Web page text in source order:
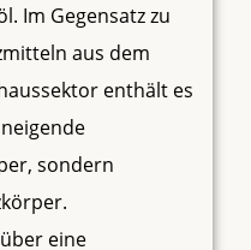
Im Gegensatz zu
aus dem
enthält es
sondern